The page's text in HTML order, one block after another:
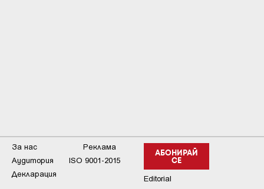
АБОНИРАЙ
СЕ
Editorial
За нас
Реклама
Аудитория
ISO 9001-2015
Декларация